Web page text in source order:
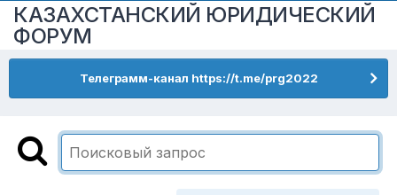
КАЗАХСТАНСКИЙ ЮРИДИЧЕСКИЙ
ФОРУМ
Телеграмм-канал https://t.me/prg2022